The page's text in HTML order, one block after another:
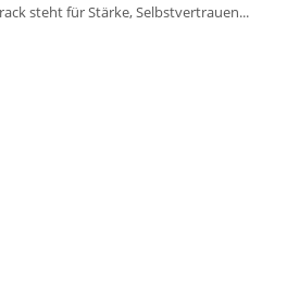
steht für Stärke, Selbstvertrauen...